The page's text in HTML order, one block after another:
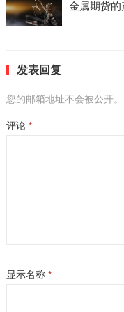
金属期货的
发表回复
您的邮箱地址不会被公开。
评论 *
显示名称 *